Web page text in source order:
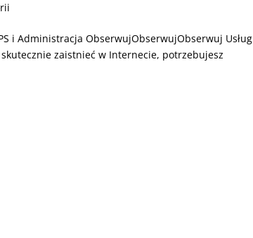
i Administracja ObserwujObserwujObserwuj
zaistnieć w Internecie, potrzebujesz